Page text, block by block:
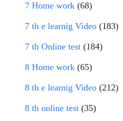
7 Home work (68)
7 th e learnig Video (183)
7 th Online test (184)
8 Home work (65)
8 th e learnig Video (212)
8 th online test (35)